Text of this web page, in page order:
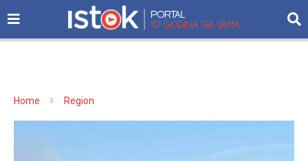
Home Region